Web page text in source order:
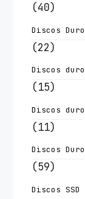
(40)
Discos
(22)
Discos
(15)
Discos
(11)
Discos
(59)
Discos